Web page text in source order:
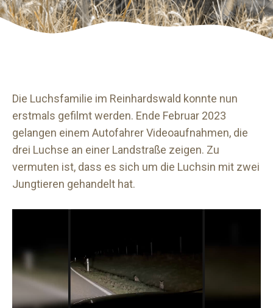
Die Luchsfamilie im Reinhardswald konnte nun
erstmals gefilmt werden. Ende Februar 2023
gelangen einem Autofahrer Videoaufnahmen, die
drei Luchse an einer Landstraße zeigen. Zu
vermuten ist, dass es sich um die Luchsin mit zwei
Jungtieren gehandelt hat.